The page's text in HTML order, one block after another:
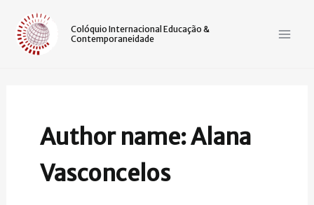
para
Colóquio Internacional Educação &
Contemporaneidade
Author name: Alana
Vasconcelos